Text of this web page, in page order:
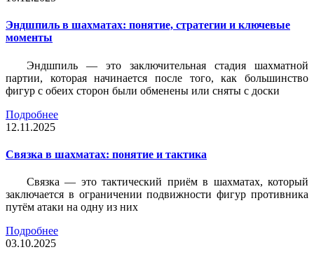
Эндшпиль в шахматах: понятие, стратегии и ключевые
моменты
Эндшпиль — это заключительная стадия шахматной
партии, которая начинается после того, как большинство
фигур с обеих сторон были обменены или сняты с доски
Подробнее
12.11.2025
Связка в шахматах: понятие и тактика
Связка — это тактический приём в шахматах, который
заключается в ограничении подвижности фигур противника
путём атаки на одну из них
Подробнее
03.10.2025